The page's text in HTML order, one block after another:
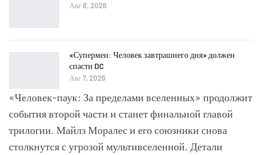
Авг 8, 2026
«Супермен: Человек завтрашнего дня» должен
спасти DC
Авг 7, 2026
«Человек-паук: За пределами вселенных» продолжит
события второй части и станет финальной главой
трилогии. Майлз Моралес и его союзники снова
столкнутся с угрозой мультивселенной. Детали